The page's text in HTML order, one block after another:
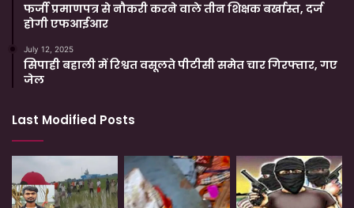
फर्जी प्रमाणपत्र से नौकरी करने वाले तीन शिक्षक बर्खास्त, दर्ज
होगी एफआईआर
July 12, 2025
सिपाही बहाली में रिश्वत वसूलते पीटीसी समेत चार गिरफ्तार, गए
जेल
Last Modified Posts